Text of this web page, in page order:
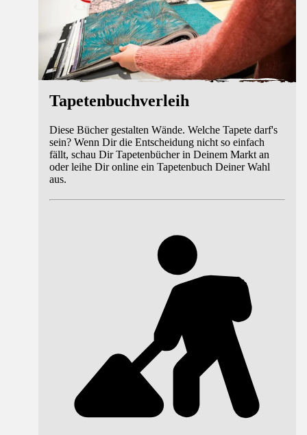
Tapetenbuchverleih
Diese Bücher gestalten Wände. Welche Tapete darf's
sein? Wenn Dir die Entscheidung nicht so einfach
fällt, schau Dir Tapetenbücher in Deinem Markt an
oder leihe Dir online ein Tapetenbuch Deiner Wahl
aus.